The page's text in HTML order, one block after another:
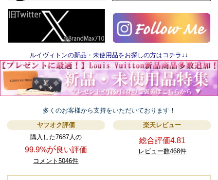
ルイヴィトンの新品・未使用品をお探しの方はコチラ↓↓
多くのお客様から支持をいただいております！
ヤフオク評価
購入した7687人の
99.9%が良い評価
コメント5046件
楽天レビュー
総合評価4.81
レビュー数468件